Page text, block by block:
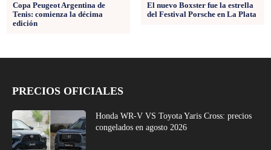
Copa Peugeot Argentina de
Tenis: comienza la décima
edición
El nuevo Boxster fue la estrella
del Festival Porsche en La Plata
PRECIOS OFICIALES
Honda WR-V VS Toyota Yaris Cross: precios
congelados en agosto 2026